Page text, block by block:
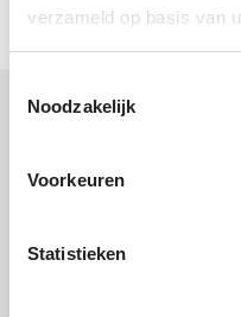
verzameld op basis van
Noodzakelijk
Voorkeuren
Statistieken